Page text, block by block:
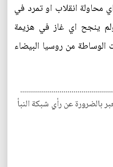
محاولة انقلاب او تمرد في
ينجح اي غاز في هزيمة
من روسيا البيضاء
بالضرورة عن رأي شبكة النبأ